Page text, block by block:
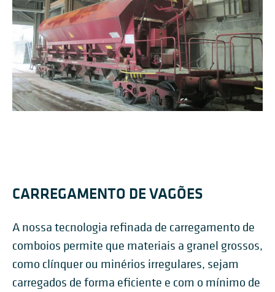
CARREGAMENTO DE VAGÕES
A nossa tecnologia refinada de carregamento de
comboios permite que materiais a granel grossos,
como clínquer ou minérios irregulares, sejam
carregados de forma eficiente e com o mínimo de